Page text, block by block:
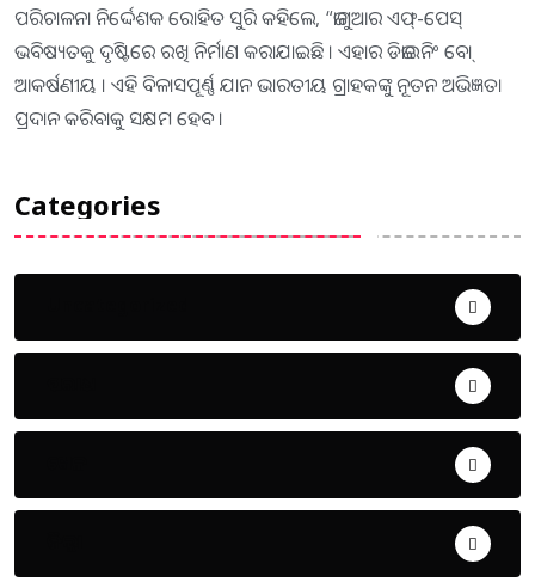
ପରିଚାଳନା ନିର୍ଦ୍ଦେଶକ ରୋହିତ ସୁରି କହିଲେ, “ଜାଗୁଆର ଏଫ୍‌-ପେସ୍
ଭବିଷ୍ୟତକୁ ଦୃଷ୍ଟିରେ ରଖି ନିର୍ମାଣ କରାଯାଇଛି । ଏହାର ଡିଜାଇନିଂ ବୋ୍
ଆକର୍ଷଣୀୟ । ଏହି ବିଳାସପୂର୍ଣ୍ଣ ଯାନ ଭାରତୀୟ ଗ୍ରାହକଙ୍କୁ ନୂତନ ଅଭିଜ୍ଞତା
ପ୍ରଦାନ କରିବାକୁ ସକ୍ଷମ ହେବ ।
Categories